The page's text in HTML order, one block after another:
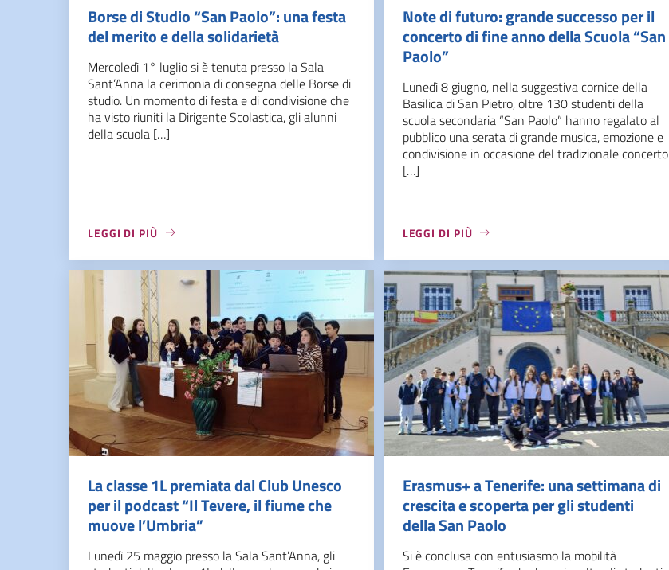
Borse di Studio “San Paolo”: una festa
del merito e della solidarietà
Mercoledì 1° luglio si è tenuta presso la Sala
Sant’Anna la cerimonia di consegna delle Borse di
studio. Un momento di festa e di condivisione che
ha visto riuniti la Dirigente Scolastica, gli alunni
della scuola […]
LEGGI DI PIÙ
Note di futuro: grande successo per il
concerto di fine anno della Scuola “San
Paolo”
Lunedì 8 giugno, nella suggestiva cornice della
Basilica di San Pietro, oltre 130 studenti della
scuola secondaria “San Paolo” hanno regalato al
pubblico una serata di grande musica, emozione e
condivisione in occasione del tradizionale concerto
[…]
LEGGI DI PIÙ
La classe 1L premiata dal Club Unesco
per il podcast “Il Tevere, il fiume che
muove l’Umbria”
Lunedì 25 maggio presso la Sala Sant’Anna, gli
Erasmus+ a Tenerife: una settimana di
crescita e scoperta per gli studenti
della San Paolo
Si è conclusa con entusiasmo la mobilità